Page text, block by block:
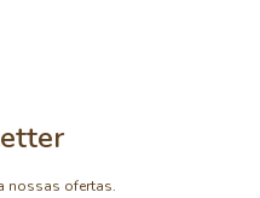
nossas ofertas.